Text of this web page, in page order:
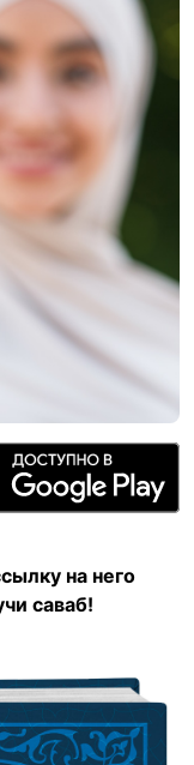
на него
саваб!